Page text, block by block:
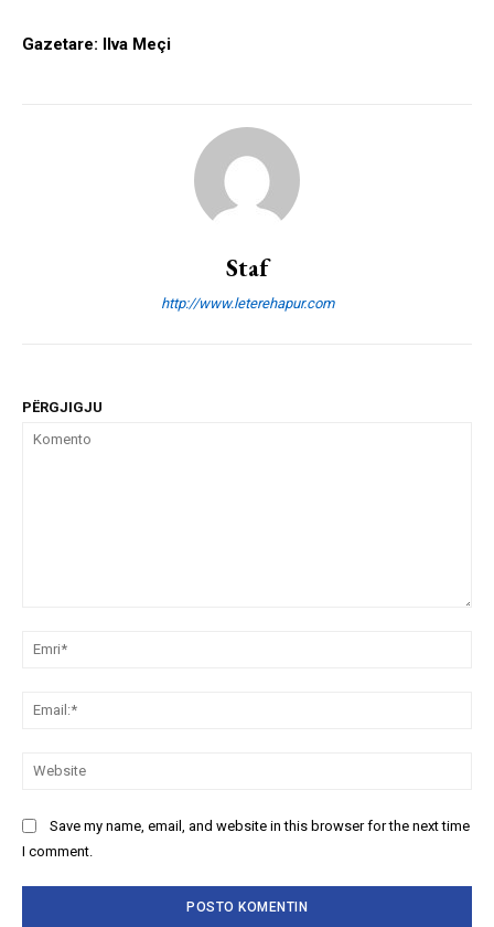
Gazetare: Ilva Meçi
Staf
http://www.leterehapur.com
PËRGJIGJU
Save my name, email, and website in this browser for the next time
I comment.